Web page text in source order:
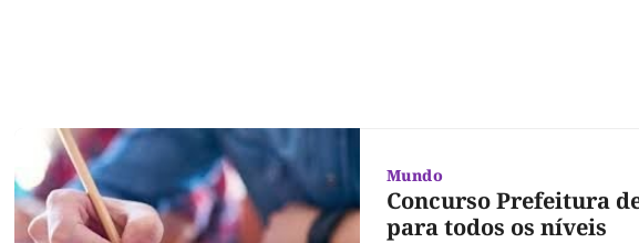
Mundo
Concurso Prefeitura
para todos os níveis